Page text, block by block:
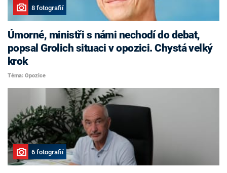
8 fotografií
Úmorné, ministři s námi nechodí do debat,
popsal Grolich situaci v opozici. Chystá velký
krok
Téma: Opozice
6 fotografií